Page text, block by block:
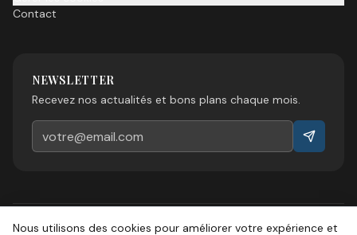
Contact
NEWSLETTER
Recevez nos actualités et bons plans chaque mois.
Nous utilisons des cookies pour améliorer votre expérience et